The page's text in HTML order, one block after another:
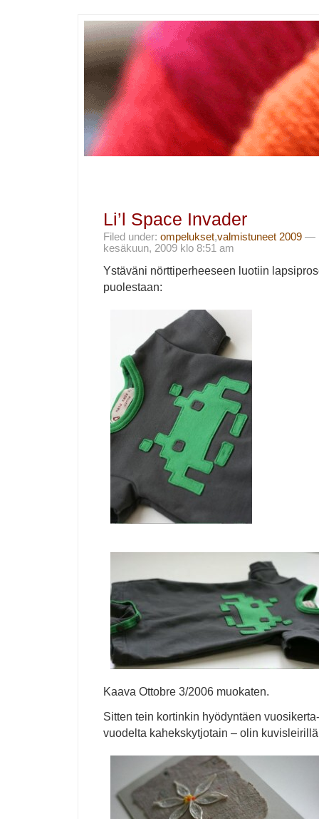
Li’l Space Invader
Filed under: ompelukset,valmistuneet 2009 —
kesäkuun, 2009 klo 8:51 am
Ystäväni nörttiperheeseen luotiin
puolestaan:
Kaava Ottobre 3/2006 muokaten.
Sitten tein kortinkin hyödyntäen
vuodelta kahekskytjotain – olin